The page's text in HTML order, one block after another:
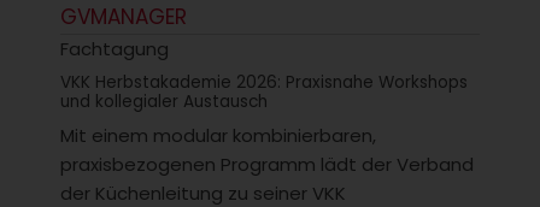
GVMANAGER
Fachtagung
VKK Herbstakademie 2026: Praxisnahe Workshops
und kollegialer Austausch
Mit einem modular kombinierbaren,
praxisbezogenen Programm lädt der Verband
der Küchenleitung zu seiner VKK